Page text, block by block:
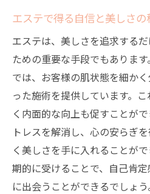
エステで得る自信と美しさの
エステは、美しさを追求する
ための重要な手段でもありま
では、お客様の肌状態を細か
った施術を提供しています。
く内面的な向上も促すことが
トレスを解消し、心の安らぎ
く美しさを手に入れることが
期的に受けることで、自己肯
に出会うことができるでしょう